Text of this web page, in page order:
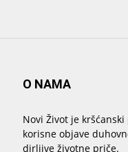
O NAMA
Novi Život je
korisne objave
dirljive životne priče.